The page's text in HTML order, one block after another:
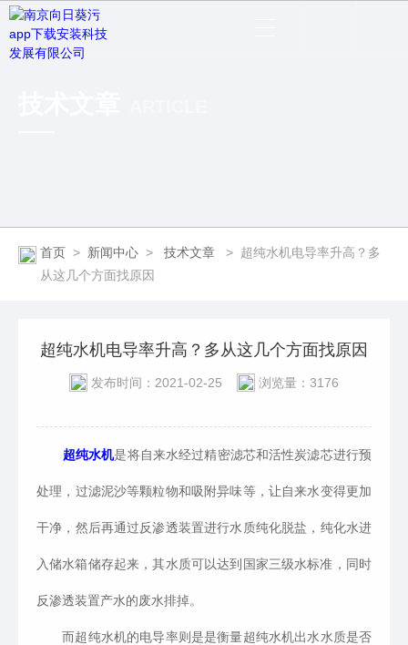
首页 > 新闻中心 > 技术文章 > 超纯水机电导率升高？多
从这几个方面找原因
超纯水机电导率升高？多从这几个方面找原因
发布时间：2021-02-25 浏览量：3176
超纯水机是将自来水经过精密滤芯和活性炭滤芯进行预
处理，过滤泥沙等颗粒物和吸附异味等，让自来水变得更加
干净，然后再通过反渗透装置进行水质纯化脱盐，纯化水进
入储水箱储存起来，其水质可以达到国家三级水标准，同时
反渗透装置产水的废水排掉。
而超纯水机的电导率则是是衡量超纯水机出水水质是否